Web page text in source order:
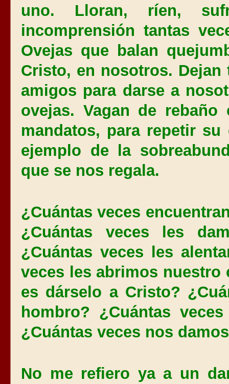
uno. Lloran, ríen,
incomprensión tantas
Ovejas que balan
Cristo, en nosotros.
amigos para darse a
ovejas. Vagan de
mandatos, para repetir
ejemplo de la
que se nos regala.
¿Cuántas veces
¿Cuántas veces les
¿Cuántas veces les
veces les abrimos nuestro
es dárselo a Cristo?
hombro? ¿Cuántas
¿Cuántas veces nos
No me refiero ya a un